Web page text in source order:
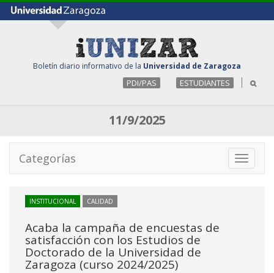
Boletín diario informativo de la Universidad de Zaragoza
PDI/PAS ESTUDIANTES
11/9/2025
Toggle
Categorías
INSTITUCIONAL CALIDAD
Acaba la campaña de encuestas de
satisfacción con los Estudios de
Doctorado de la Universidad de
Zaragoza (curso 2024/2025)